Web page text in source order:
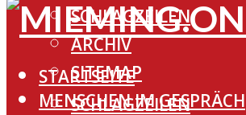
SCHLAGZEILEN
ARCHIV
SITEMAP
MENSCHEN IM GESPRÄCH
STARTSEITE
SCHLAGZEILEN